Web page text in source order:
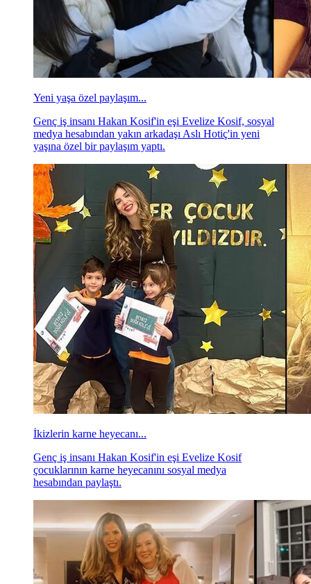
Yeni yaşa özel paylaşım...
Genç iş insanı Hakan Kosif'in eşi Evelize Kosif, sosyal
medya hesabından yakın arkadaşı Aslı Hotiç'in yeni
yaşına özel bir paylaşım yaptı.
İkizlerin karne heyecanı...
Genç iş insanı Hakan Kosif'in eşi Evelize Kosif
çocuklarının karne heyecanını sosyal medya
hesabından paylaştı.